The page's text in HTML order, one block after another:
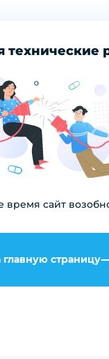
технические
сайт
главную страницу